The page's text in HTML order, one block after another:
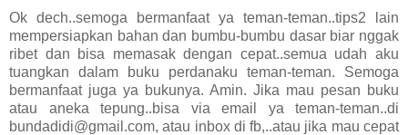
Ok dech..semoga bermanfaat ya teman-teman..tips2 lain
mempersiapkan bahan dan bumbu-bumbu dasar biar nggak
ribet dan bisa memasak dengan cepat..semua udah aku
tuangkan dalam buku perdanaku teman-teman. Semoga
bermanfaat juga ya bukunya. Amin. Jika mau pesan buku
atau aneka tepung..bisa via email ya teman-teman..di
bundadidi@gmail.com, atau inbox di fb,..atau jika mau cepat